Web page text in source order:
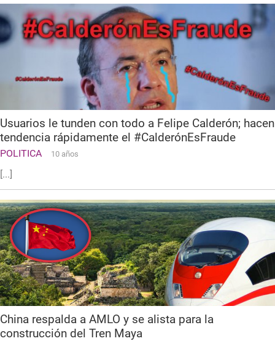
Usuarios le tunden con todo a Felipe Calderón; hacen
tendencia rápidamente el #CalderónEsFraude
POLITICA 10 años
[...]
China respalda a AMLO y se alista para la
construcción del Tren Maya